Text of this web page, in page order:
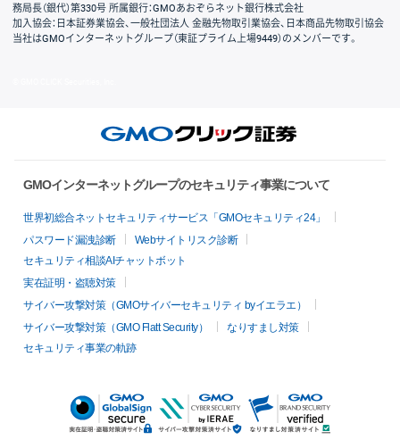
務局長（銀代）第330号 所属銀行：GMOあおぞらネット銀行株式会社
加入協会：日本証券業協会、一般社団法人 金融先物取引業協会、日本商品先物取引協会
当社はGMOインターネットグループ（東証プライム上場9449）のメンバーです。
GMOインターネットグループのセキュリティ事業について
世界初総合ネットセキュリティサービス「GMOセキュリティ24」
パスワード漏洩診断
Webサイトリスク診断
セキュリティ相談AIチャットボット
実在証明・盗聴対策
サイバー攻撃対策（GMOサイバーセキュリティ byイエラエ）
サイバー攻撃対策（GMO Flatt Security）
なりすまし対策
セキュリティ事業の軌跡